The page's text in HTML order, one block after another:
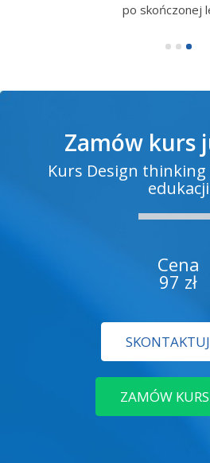
po skończonej
Zamów kurs
Kurs Design
edukacji
Cena
97 zł
ZAMÓW KURS